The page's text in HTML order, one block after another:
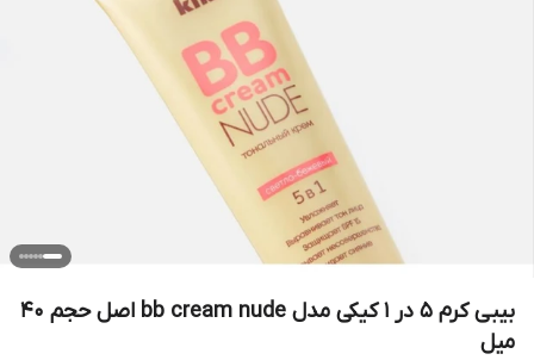
بیبی کرم ۵ در ۱ کیکی مدل bb cream nude اصل حجم ۴۰
میل